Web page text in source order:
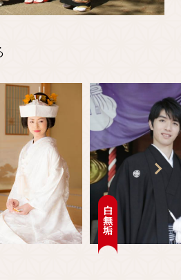
白無垢